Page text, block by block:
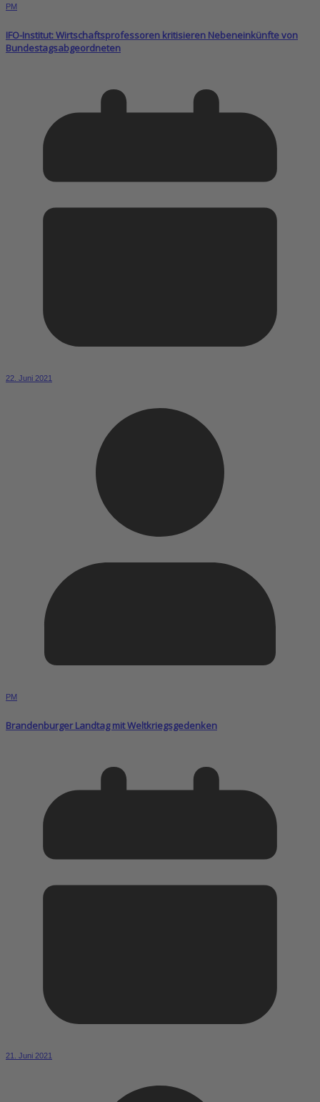
PM
IFO-Institut: Wirtschaftsprofessoren kritisieren Nebeneinkünfte von
Bundestagsabgeordneten
22. Juni 2021
PM
Brandenburger Landtag mit Weltkriegsgedenken
21. Juni 2021